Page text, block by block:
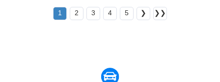
1 2 3 4 5 ❯ ❯❯